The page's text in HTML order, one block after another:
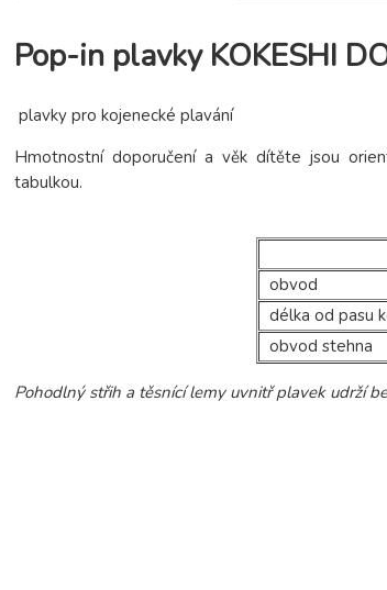
Pop-in plavky KOKESHI
plavky pro kojenecké plavání
Hmotnostní doporučení a věk dítěte jsou
tabulkou.
obvod
délka od pasu
obvod stehna
Pohodlný střih a těsnící lemy uvnitř plavek udrží